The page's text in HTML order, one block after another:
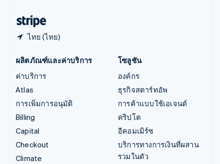
ไทย (ไทย)
ผลิตภัณฑ์และค่าบริการ
ค่าบริการ
Atlas
การเพิ่มการอนุมัติ
Billing
Capital
Checkout
Climate
โซลูชัน
องค์กร
ธุรกิจสตาร์ทอัพ
การค้าแบบใช้เอเจนต์
คริปโต
อีคอมเมิร์ซ
บริการทางการเงินที่ผสาน
รวมในตัว